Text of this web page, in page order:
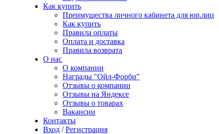
Как купить
Преимущества личного кабинета для юр.лиц
Как купить
Правила оплаты
Оплата и доставка
Правила возврата
О нас
О компании
Награды "Ойл-Форби"
Отзывы о компании
Отзывы на Яндексе
Отзывы о товарах
Вакансии
Контакты
Вход / Регистрация